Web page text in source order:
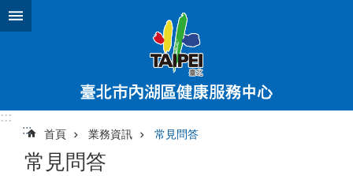
跳到主要內容區塊
:::
:::
首頁 業務資訊 常見問答
常見問答